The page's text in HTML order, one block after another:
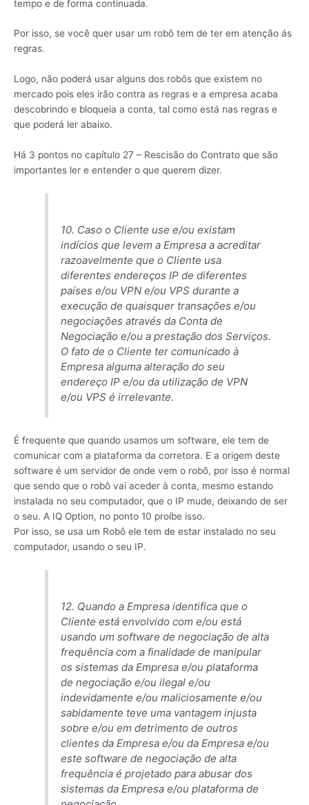
tempo e de forma continuada.
Por isso, se você quer usar um robô tem de ter em atenção ás
regras.
Logo, não poderá usar alguns dos robôs que existem no
mercado pois eles irão contra as regras e a empresa acaba
descobrindo e bloqueia a conta, tal como está nas regras e
que poderá ler abaixo.
Há 3 pontos no capítulo 27 – Rescisão do Contrato que são
importantes ler e entender o que querem dizer.
10. Caso o Cliente use e/ou existam
indícios que levem a Empresa a acreditar
razoavelmente que o Cliente usa
diferentes endereços IP de diferentes
países e/ou VPN e/ou VPS durante a
execução de quaisquer transações e/ou
negociações através da Conta de
Negociação e/ou a prestação dos Serviços.
O fato de o Cliente ter comunicado à
Empresa alguma alteração do seu
endereço IP e/ou da utilização de VPN
e/ou VPS é irrelevante.
É frequente que quando usamos um software, ele tem de
comunicar com a plataforma da corretora. E a origem deste
software é um servidor de onde vem o robõ, por isso é normal
que sendo que o robô vai aceder à conta, mesmo estando
instalada no seu computador, que o IP mude, deixando de ser
o seu. A IQ Option, no ponto 10 proíbe isso.
Por isso, se usa um Robô ele tem de estar instalado no seu
computador, usando o seu IP.
12. Quando a Empresa identifica que o
Cliente está envolvido com e/ou está
usando um software de negociação de alta
frequência com a finalidade de manipular
os sistemas da Empresa e/ou plataforma
de negociação e/ou ilegal e/ou
indevidamente e/ou maliciosamente e/ou
sabidamente teve uma vantagem injusta
sobre e/ou em detrimento de outros
clientes da Empresa e/ou da Empresa e/ou
este software de negociação de alta
frequência é projetado para abusar dos
sistemas da Empresa e/ou plataforma de